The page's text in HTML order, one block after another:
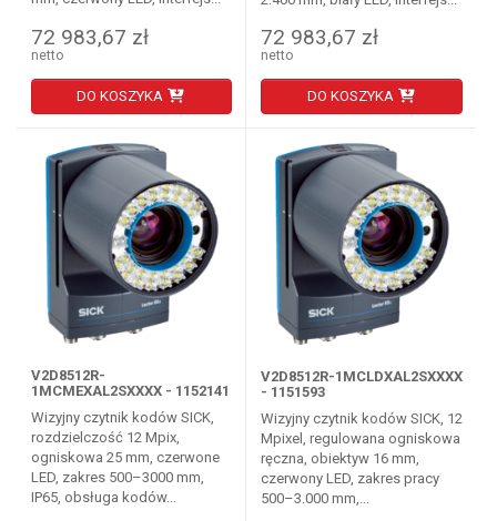
72 983,67 zł
netto
DO KOSZYKA
72 983,67 zł
netto
DO KOSZYKA
V2D8512R-
1MCMEXAL2SXXXX - 1152141
Wizyjny czytnik kodów SICK,
rozdzielczość 12 Mpix,
ogniskowa 25 mm, czerwone
LED, zakres 500–3000 mm,
IP65, obsługa kodów...
V2D8512R-1MCLDXAL2SXXXX
- 1151593
Wizyjny czytnik kodów SICK, 12
Mpixel, regulowana ogniskowa
ręczna, obiektyw 16 mm,
czerwony LED, zakres pracy
500–3.000 mm,...